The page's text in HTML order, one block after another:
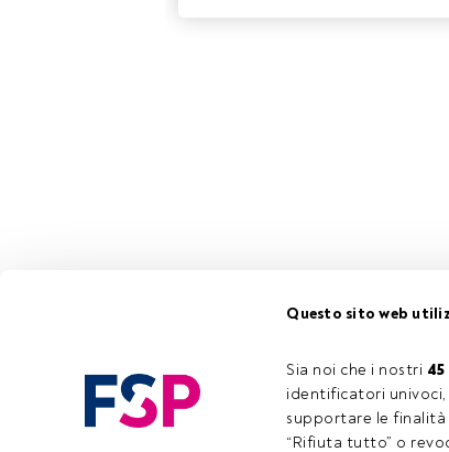
Questo sito web
Sia noi che i nostri 45
identificatori univoci,
supportare le
“Rifiuta tutto” o